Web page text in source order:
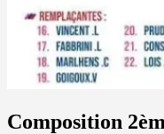
Composition